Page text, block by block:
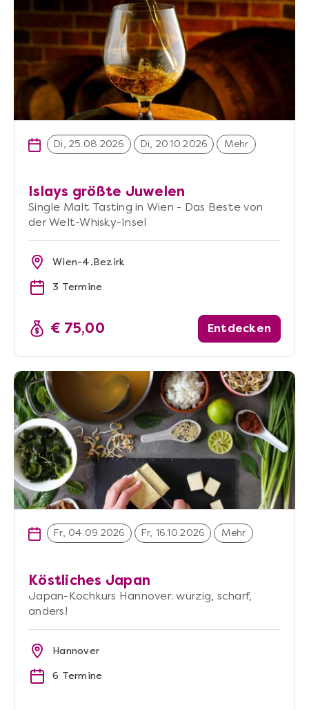
Di, 25.08.2026 Di, 20.10.2026 Mehr
Islays größte Juwelen
Single Malt Tasting in Wien - Das Beste von
der Welt-Whisky-Insel
Wien-4.Bezirk
3 Termine
€ 75,00 Entdecken
Fr, 04.09.2026 Fr, 16.10.2026 Mehr
Köstliches Japan
Japan-Kochkurs Hannover: würzig, scharf,
anders!
Hannover
6 Termine